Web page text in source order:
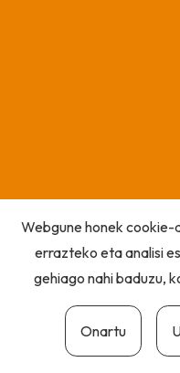
Webgune honek
errazteko eta analisi
gehiago nahi baduzu,
Onartu